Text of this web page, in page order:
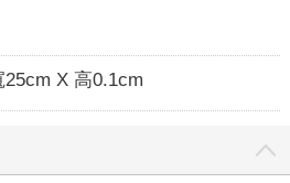
X 高0.1cm